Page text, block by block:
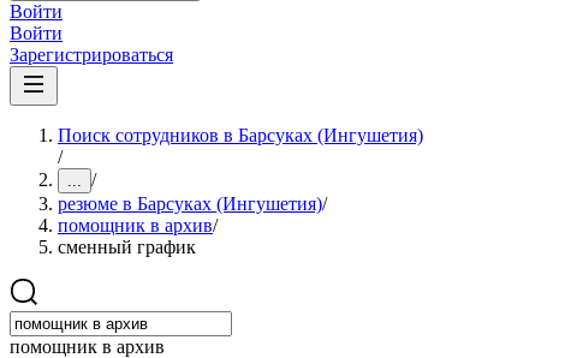
Войти
Войти
Зарегистрироваться
Поиск сотрудников в Барсуках (Ингушетия)
/
... /
резюме в Барсуках (Ингушетия)/
помощник в архив/
сменный график
помощник в архив